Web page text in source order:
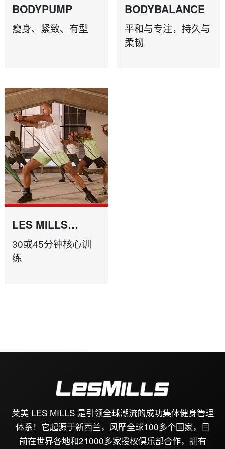
BODYPUMP
瘦身、紧致、有型
BODYBALANCE
平和与专注，持久与
柔韧
LES MILLS
CORE
30或45分钟核心训
练
莱美 LES MILLS 是引领全球潮流的成功集体健身管理
体系！它起源于新西兰，风靡全球100多个国家，目
前在世界各地和21000多家授权俱乐部合作，拥有